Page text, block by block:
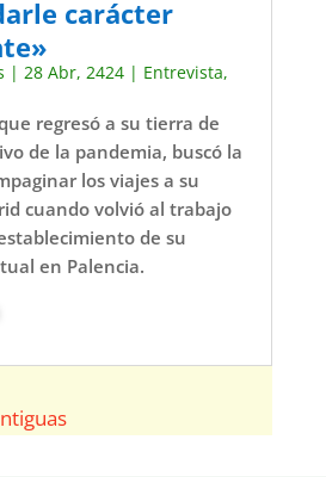
carácter
| 28 Abr, 2424| Entrevista,
regresó a su tierra de
de la pandemia, buscó la
los viajes a su
cuando volvió al trabajo
de su
en Palencia.